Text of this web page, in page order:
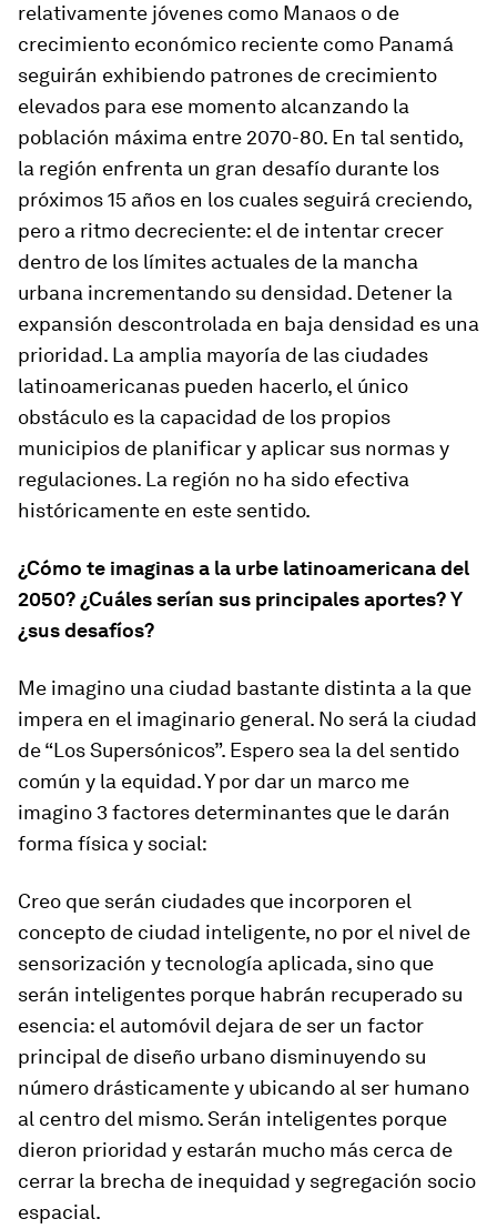
relativamente jóvenes como Manaos o de
crecimiento económico reciente como Panamá
seguirán exhibiendo patrones de crecimiento
elevados para ese momento alcanzando la
población máxima entre 2070-80. En tal sentido,
la región enfrenta un gran desafío durante los
próximos 15 años en los cuales seguirá creciendo,
pero a ritmo decreciente: el de intentar crecer
dentro de los límites actuales de la mancha
urbana incrementando su densidad. Detener la
expansión descontrolada en baja densidad es una
prioridad. La amplia mayoría de las ciudades
latinoamericanas pueden hacerlo, el único
obstáculo es la capacidad de los propios
municipios de planificar y aplicar sus normas y
regulaciones. La región no ha sido efectiva
históricamente en este sentido.
¿Cómo te imaginas a la urbe latinoamericana del
2050? ¿Cuáles serían sus principales aportes? Y
¿sus desafíos?
Me imagino una ciudad bastante distinta a la que
impera en el imaginario general. No será la ciudad
de “Los Supersónicos”. Espero sea la del sentido
común y la equidad. Y por dar un marco me
imagino 3 factores determinantes que le darán
forma física y social:
Creo que serán ciudades que incorporen el
concepto de ciudad inteligente, no por el nivel de
sensorización y tecnología aplicada, sino que
serán inteligentes porque habrán recuperado su
esencia: el automóvil dejara de ser un factor
principal de diseño urbano disminuyendo su
número drásticamente y ubicando al ser humano
al centro del mismo. Serán inteligentes porque
dieron prioridad y estarán mucho más cerca de
cerrar la brecha de inequidad y segregación socio
espacial.